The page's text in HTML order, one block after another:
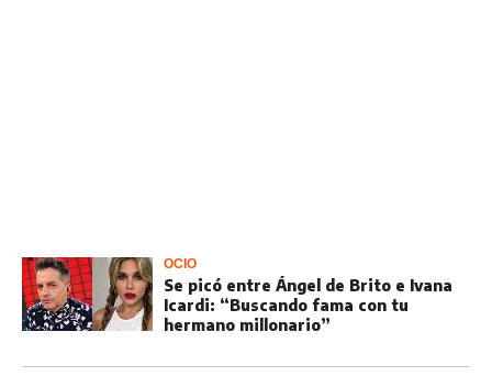
OCIO
Se picó entre Ángel de Brito e Ivana
Icardi: “Buscando fama con tu
hermano millonario”